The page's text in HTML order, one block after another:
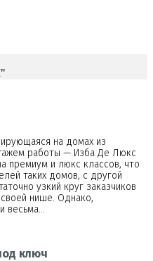
на домах из
работы — Изба Де Люкс
премиум и люкс классов, что
таких домов, с другой
узкий круг заказчиков
нише. Однако,
весьма…
ключ